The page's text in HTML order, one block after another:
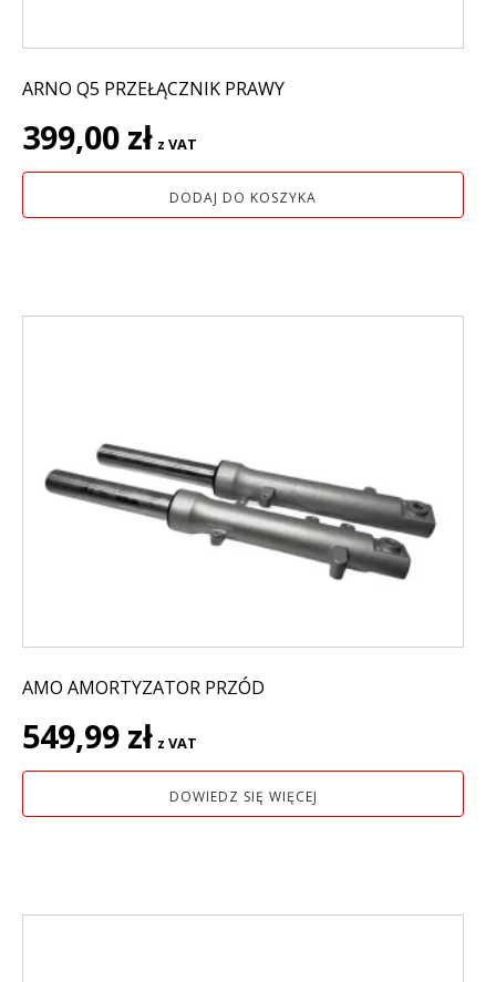
ARNO Q5 PRZEŁĄCZNIK PRAWY
399,00 zł z VAT
DODAJ DO KOSZYKA
AMO AMORTYZATOR PRZÓD
549,99 zł z VAT
DOWIEDZ SIĘ WIĘCEJ